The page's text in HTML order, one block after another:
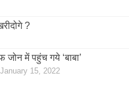
?
जोन में पहुंच गये ‘बाबा’
January 15, 2022